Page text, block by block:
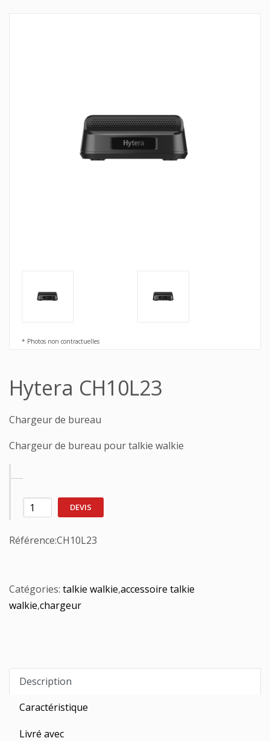
* Photos non contractuelles
Hytera CH10L23
Chargeur de bureau
Chargeur de bureau pour talkie walkie
DEVIS
Référence:CH10L23
Catégories: talkie walkie,accessoire talkie
walkie,chargeur
Description
Caractéristique
Livré avec